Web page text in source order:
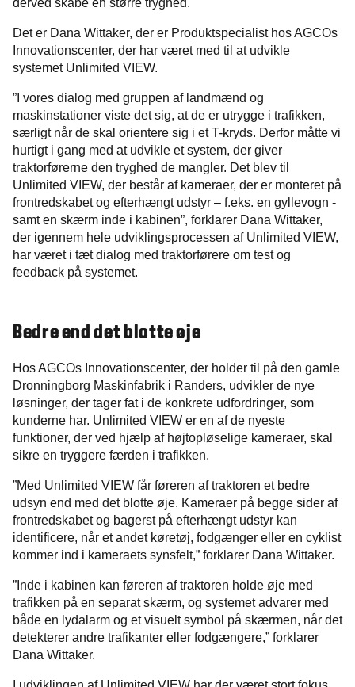
derved skabe en større tryghed.
Det er Dana Wittaker, der er Produktspecialist hos AGCOs
Innovationscenter, der har været med til at udvikle
systemet Unlimited VIEW.
”I vores dialog med gruppen af landmænd og
maskinstationer viste det sig, at de er utrygge i trafikken,
særligt når de skal orientere sig i et T-kryds. Derfor måtte vi
hurtigt i gang med at udvikle et system, der giver
traktorførerne den tryghed de mangler. Det blev til
Unlimited VIEW, der består af kameraer, der er monteret på
frontredskabet og efterhængt udstyr – f.eks. en gyllevogn -
samt en skærm inde i kabinen”, forklarer Dana Wittaker,
der igennem hele udviklingsprocessen af Unlimited VIEW,
har været i tæt dialog med traktorførere om test og
feedback på systemet.
Bedre end det blotte øje
Hos AGCOs Innovationscenter, der holder til på den gamle
Dronningborg Maskinfabrik i Randers, udvikler de nye
løsninger, der tager fat i de konkrete udfordringer, som
kunderne har. Unlimited VIEW er en af de nyeste
funktioner, der ved hjælp af højtopløselige kameraer, skal
sikre en tryggere færden i trafikken.
”Med Unlimited VIEW får føreren af traktoren et bedre
udsyn end med det blotte øje. Kameraer på begge sider af
frontredskabet og bagerst på efterhængt udstyr kan
identificere, når et andet køretøj, fodgænger eller en cyklist
kommer ind i kameraets synsfelt,” forklarer Dana Wittaker.
”Inde i kabinen kan føreren af traktoren holde øje med
trafikken på en separat skærm, og systemet advarer med
både en lydalarm og et visuelt symbol på skærmen, når det
detekterer andre trafikanter eller fodgængere,” forklarer
Dana Wittaker.